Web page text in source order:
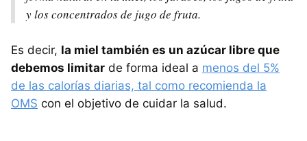
y los concentrados de jugo de fruta.
Es decir, la miel también es un azúcar libre que
debemos limitar de forma ideal a menos del 5%
de las calorías diarias, tal como recomienda la
OMS con el objetivo de cuidar la salud.